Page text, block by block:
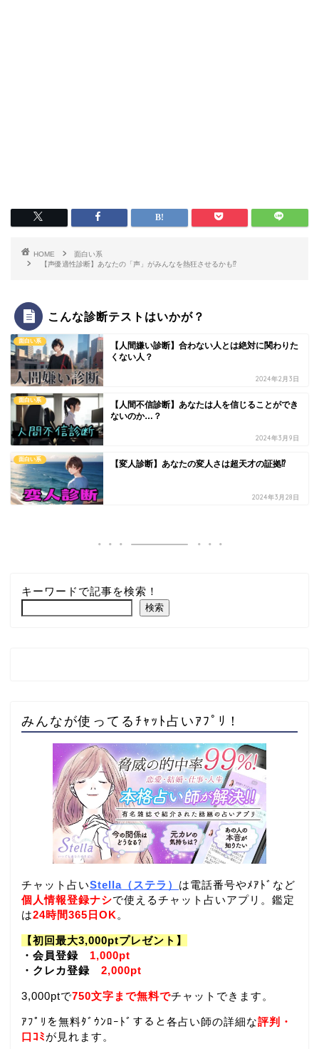
HOME
面白い系
【声優適性診断】あなたの「声」がみんなを熱狂させるかも⁉
こんな診断テストはいかが？
面白い系
【人間嫌い診断】合わない人とは絶対に関わりた
くない人？
2024年2月3日
面白い系
【人間不信診断】あなたは人を信じることができ
ないのか…？
2024年3月9日
面白い系 【変人診断】あなたの変人さは超天才の証拠⁉
2024年3月28日
キーワードで記事を検索！
検索
みんなが使ってるﾁｬｯﾄ占いｱﾌﾟﾘ！
チャット占いStella（ステラ） は電話番号やﾒｱﾄﾞなど
個人情報登録ナシで使えるチャット占いアプリ。鑑定
は24時間365日OK 。
【初回最大3,000ptプレゼント】
・会員登録 1,000pt
・クレカ登録 2,000pt
3,000ptで750文字まで無料でチャットできます。
ｱﾌﾟﾘを無料ﾀﾞｳﾝﾛｰﾄﾞすると各占い師の詳細な評判・
口ｺﾐが見れます。